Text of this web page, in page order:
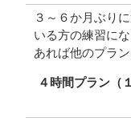
３～６か月ぶり
いる方の練習に
あれば他のプラ
４時間プラン（